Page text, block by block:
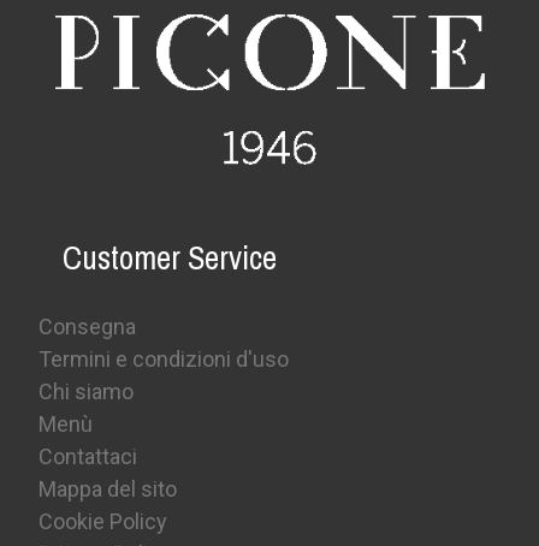
Customer Service
Consegna
Termini e condizioni d'uso
Chi siamo
Menù
Contattaci
Mappa del sito
Cookie Policy